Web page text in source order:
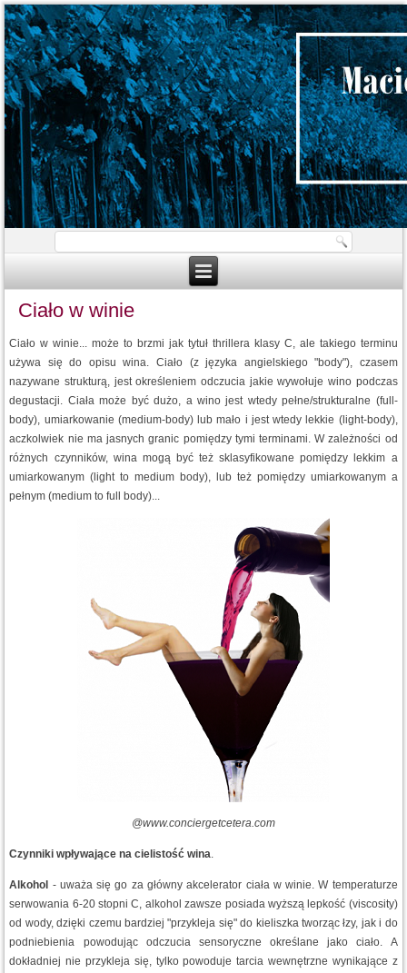
Ciało w winie
Ciało w winie... może to brzmi jak tytuł thrillera klasy C, ale takiego terminu
używa się do opisu wina. Ciało (z języka angielskiego "body"), czasem
nazywane strukturą, jest określeniem odczucia jakie wywołuje wino podczas
degustacji. Ciała może być dużo, a wino jest wtedy pełne/strukturalne (full-
body), umiarkowanie (medium-body) lub mało i jest wtedy lekkie (light-body),
aczkolwiek nie ma jasnych granic pomiędzy tymi terminami. W zależności od
różnych czynników, wina mogą być też sklasyfikowane pomiędzy lekkim a
umiarkowanym (light to medium body), lub też pomiędzy umiarkowanym a
pełnym (medium to full body)...
@www.conciergetcetera.com
Czynniki wpływające na cielistość wina.
Alkohol - uważa się go za główny akcelerator ciała w winie. W temperaturze
serwowania 6-20 stopni C, alkohol zawsze posiada wyższą lepkość (viscosity)
od wody, dzięki czemu bardziej "przykleja się" do kieliszka tworząc łzy, jak i do
podniebienia powodując odczucia sensoryczne określane jako ciało. A
dokładniej nie przykleja się, tylko powoduje tarcia wewnętrzne wynikające z